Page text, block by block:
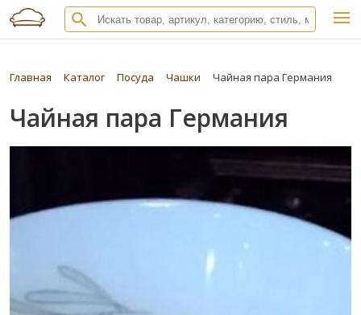
Главная Каталог Посуда Чашки Чайная пара Германия
Чайная пара Германия